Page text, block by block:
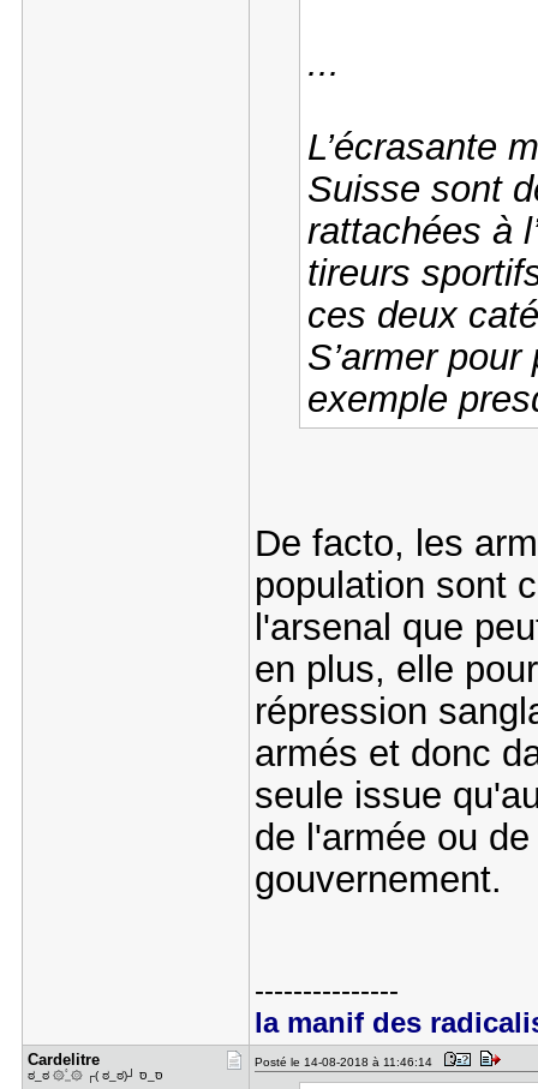
...
L’écrasante
Suisse sont
rattachées à
tireurs
ces deux
S’armer
exemple
De facto, les
population sont
l'arsenal que
en plus, elle
répression
armés et donc
seule issue
de l'armée ou
gouvernement.
---------------
la manif des
Cardelitre
ಠ_ಠ ۞_۟۞ ┌( ಠ_ಠ)┘ סּ_סּ
Posté le 14-08-2018 à 11:46:14